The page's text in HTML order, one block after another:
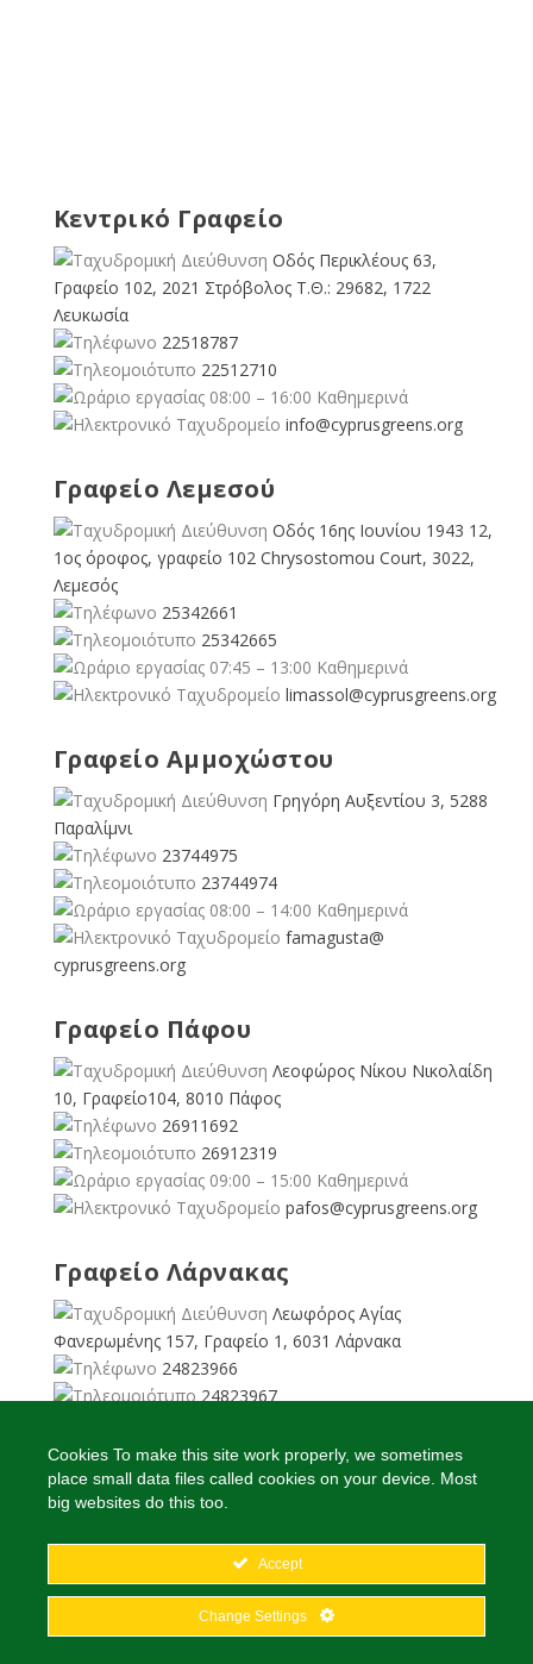
Κεντρικό Γραφείο
Οδός Περικλέους 63,
Γραφείο 102, 2021 Στρόβολος Τ.Θ.: 29682, 1722
Λευκωσία
22518787
22512710
08:00 – 16:00 Καθημερινά
info@cyprusgreens.org
Γραφείο Λεμεσού
Οδός 16ης Ιουνίου 1943 12,
1ος όροφος, γραφείο 102 Chrysostomou Court, 3022,
Λεμεσός
25342661
25342665
07:45 – 13:00 Καθημερινά
limassol@cyprusgreens.org
Γραφείο Αμμοχώστου
Γρηγόρη Αυξεντίου 3, 5288
Παραλίμνι
23744975
23744974
08:00 – 14:00 Καθημερινά
famagusta@
cyprusgreens.org
Γραφείο Πάφου
Λεοφώρος Νίκου Νικολαίδη
10, Γραφείο104, 8010 Πάφος
26911692
26912319
09:00 – 15:00 Καθημερινά
pafos@cyprusgreens.org
Γραφείο Λάρνακας
Λεωφόρος Αγίας
Φανερωμένης 157, Γραφείο 1, 6031 Λάρνακα
24823966
24823967
larnaka@cyprusgreens.
org
© Ολα τα δικαιώματα διατηρούνται
Cookies To make this site work properly, we sometimes
place small data files called cookies on your device. Most
big websites do this too.
Accept
Change Settings